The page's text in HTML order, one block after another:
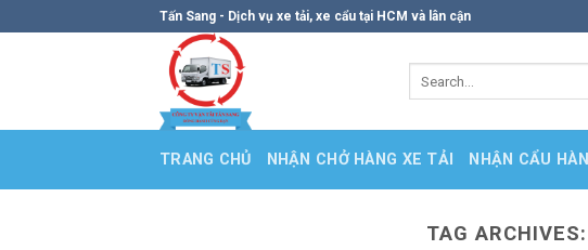
Tấn Sang - Dịch vụ xe tải, xe cẩu tại HCM và lân cận
TRANG CHỦ NHẬN CHỞ HÀNG XE TẢI NHẬN CẨU
TAG ARCHIVES: